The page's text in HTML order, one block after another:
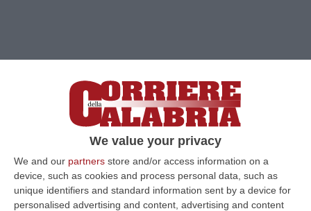
We value your privacy
We and our partners store and/or access information on a
device, such as cookies and process personal data, such as
unique identifiers and standard information sent by a device for
personalised advertising and content, advertising and content
Clicca e segui “Corriere della Calabria” su Google News
REGGIO CALABRIATornaal divieto di dimora